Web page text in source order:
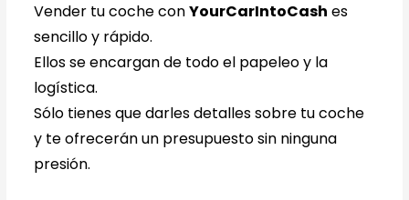
Vender tu coche conYourCarIntoCash es
sencillo y rápido.
Ellos se encargan de todo el papeleo y la
logística.
Sólo tienes que darles detalles sobre tu coche
y te ofrecerán un presupuesto sin ninguna
presión.